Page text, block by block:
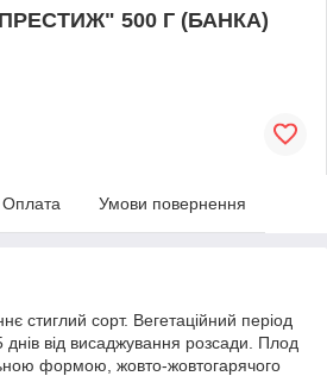
500 Г (БАНКА)
Оплата Умови повернення
стиглий сорт. Вегетаційний період
від висаджування розсади. Плод
формою, жовто-жовтогарячого